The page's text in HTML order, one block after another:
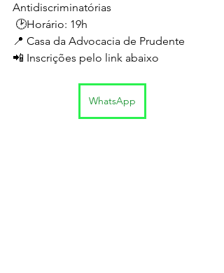
Antidiscriminatórias
🕑Horário: 19h
📍 Casa da Advocacia de Prudente
📲 Inscrições pelo link abaixo
WhatsApp